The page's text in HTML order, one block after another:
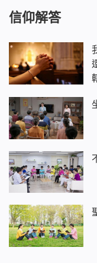
服、潔淨，在神
了救贖主的重歸。
全能神教會
神的顯現與作工
與刑罰之下產生的
工、被神的話語征
親自設立的，也是
對不是任何人能夠
民公認的事實。因
全能神話語征服的
能神教會的神選民
服全能神、敬拜全
判刑罰的作工，領
威嚴與烈怒，完全
前，甘願順服、接
信仰解答